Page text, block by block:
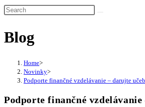
Blog
Home>
Novinky>
Podporte finančné vzdelávanie – darujte
Podporte finančné